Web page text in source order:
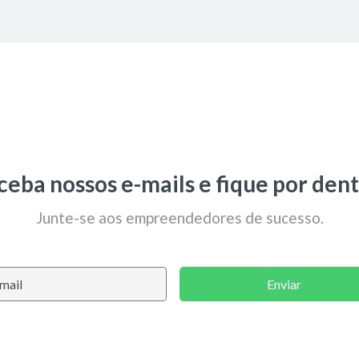
nossos e-mails e fique por
Junte-se aos empreendedores de sucesso.
Enviar